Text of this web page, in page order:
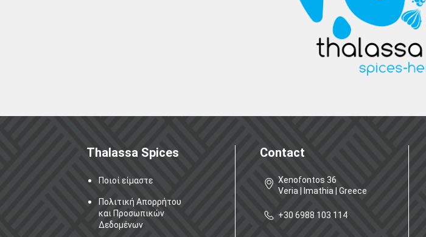
Thalassa Spices
Ποιοί είμαστε
Πολιτική Απορρήτου
και Προσωπικών
Δεδομένων
Contact
Xenofontos 36
Veria | Imathia | Greece
+30 6988 103 114